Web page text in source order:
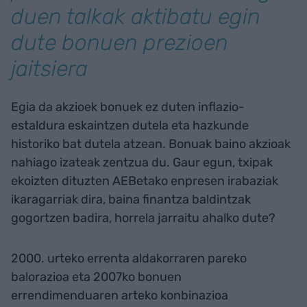
duen talkak aktibatu egin
dute bonuen prezioen
jaitsiera
Egia da akzioek bonuek ez duten inflazio-
estaldura eskaintzen dutela eta hazkunde
historiko bat dutela atzean. Bonuak baino akzioak
nahiago izateak zentzua du. Gaur egun, txipak
ekoizten dituzten AEBetako enpresen irabaziak
ikaragarriak dira, baina finantza baldintzak
gogortzen badira, horrela jarraitu ahalko dute?
2000. urteko errenta aldakorraren pareko
balorazioa eta 2007ko bonuen
errendimenduaren arteko konbinazioa